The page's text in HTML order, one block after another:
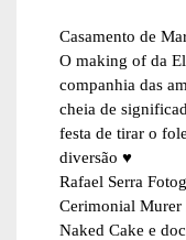
Casamento de
O making of da
companhia das
cheia de
festa de tirar o
diversão ♥
Rafael Serra
Cerimonial Murer
Naked Cake e